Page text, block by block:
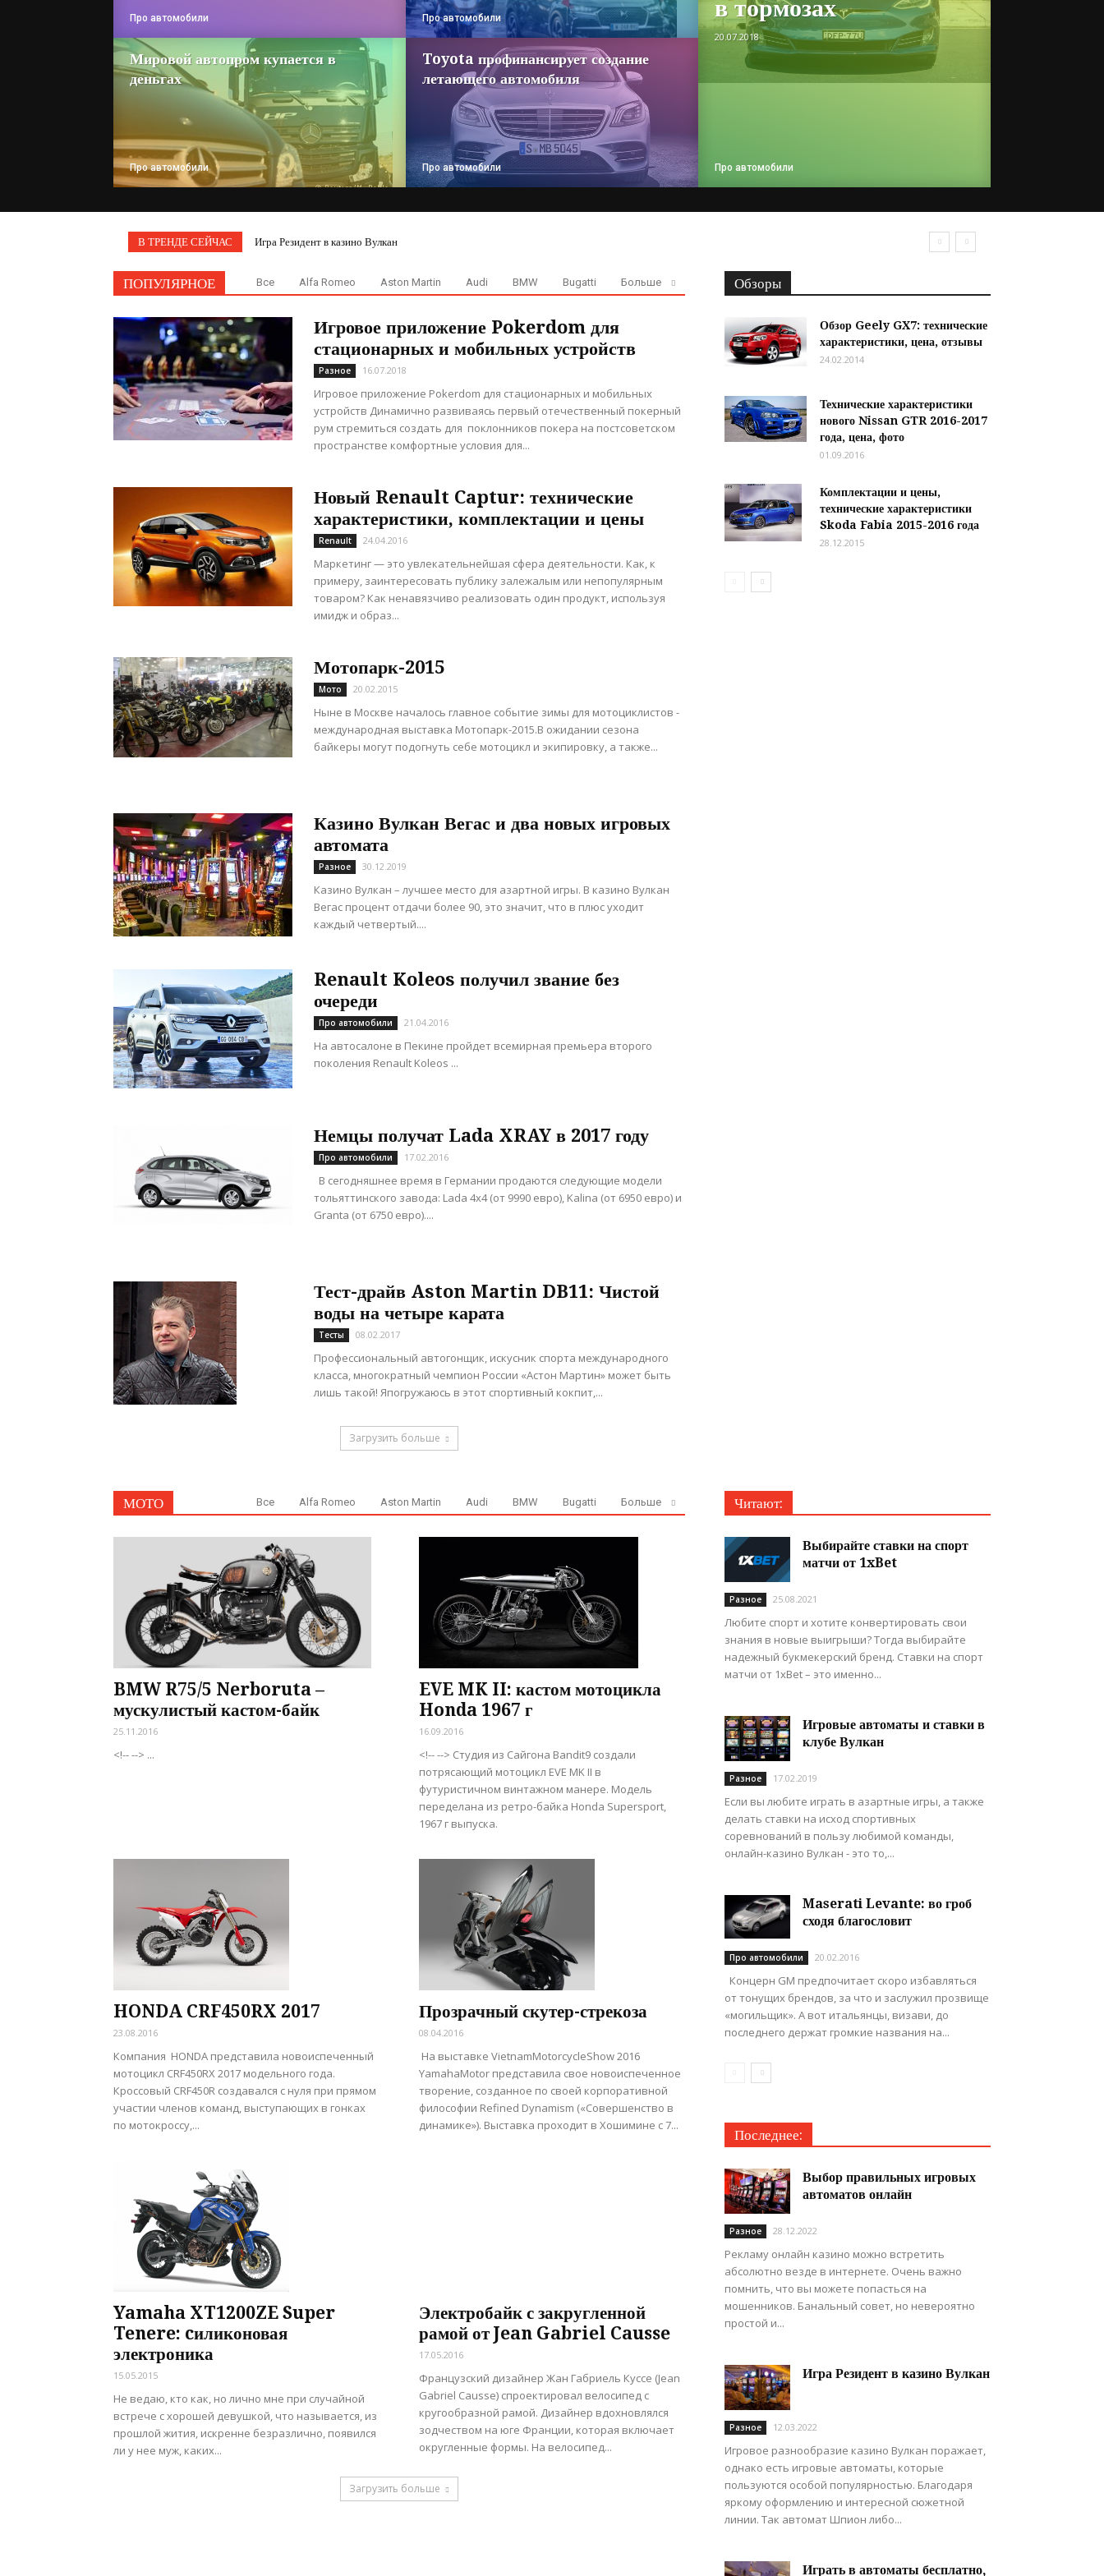
Про автомобили
Про автомобили
Мировой автопром купается в
деньгах
Про автомобили
Про автомобили
Toyota профинансирует создание
летающего автомобиля
Про автомобили
в тормозах
20.07.2018
В ТРЕНДЕ СЕЙЧАС Игра Резидент в казино Вулкан
ПОПУЛЯРНОЕ Все Alfa Romeo Aston Martin Audi BMW Bugatti Больше
Игровое приложение Pokerdom для
стационарных и мобильных устройств
Разное 16.07.2018
Игровое приложение Pokerdom для стационарных и мобильных
устройств Динамично развиваясь первый отечественный покерный
рум стремиться создать для поклонников покера на постсоветском
пространстве комфортные условия для...
Новый Renault Captur: технические
характеристики, комплектации и цены
Renault 24.04.2016
Маркетинг — это увлекательнейшая сфера деятельности. Как, к
примеру, заинтересовать публику залежалым или непопулярным
товаром? Как ненавязчиво реализовать один продукт, используя
имидж и образ...
Мотопарк-2015
Мото 20.02.2015
Ныне в Москве началось главное событие зимы для мотоциклистов -
международная выставка Мотопарк-2015.В ожидании сезона
байкеры могут подогнуть себе мотоцикл и экипировку, а также...
Казино Вулкан Вегас и два новых игровых
автомата
Разное 30.12.2019
Казино Вулкан – лучшее место для азартной игры. В казино Вулкан
Вегас процент отдачи более 90, это значит, что в плюс уходит
каждый четвертый....
Renault Koleos получил звание без
очереди
Про автомобили 21.04.2016
На автосалоне в Пекине пройдет всемирная премьера второго
поколения Renault Koleos ...
Немцы получат Lada XRAY в 2017 году
Про автомобили 17.02.2016
В сегодняшнее время в Германии продаются следующие модели
тольяттинского завода: Lada 4x4 (от 9990 евро), Kalina (от 6950 евро) и
Granta (от 6750 евро)....
Тест-драйв Aston Martin DB11: Чистой
воды на четыре карата
Тесты 08.02.2017
Профессиональный автогонщик, искусник спорта международного
класса, многократный чемпион России «Астон Мартин» может быть
лишь такой! Япогружаюсь в этот спортивный кокпит,...
Загрузить больше
Обзоры
Обзор Geely GX7: технические
характеристики, цена, отзывы
24.02.2014
Технические характеристики
нового Nissan GTR 2016-2017
года, цена, фото
01.09.2016
Комплектации и цены,
технические характеристики
Skoda Fabia 2015-2016 года
28.12.2015
МОТО Все Alfa Romeo Aston Martin Audi BMW Bugatti Больше
BMW R75/5 Nerboruta –
мускулистый кастом-байк
25.11.2016
<!-- --> ...
EVE MK II: кастом мотоцикла
Honda 1967 г
16.09.2016
<!-- --> Студия из Сайгона Bandit9 создали
потрясающий мотоцикл EVE MK II в
футуристичном винтажном манере. Модель
переделана из ретро-байка Honda Supersport,
1967 г выпуска.
HONDA CRF450RX 2017
23.08.2016
Компания HONDA представила новоиспеченный
мотоцикл CRF450RX 2017 модельного года.
Кроссовый CRF450R создавался с нуля при прямом
участии членов команд, выступающих в гонках
по мотокроссу,...
Прозрачный скутер-стрекоза
08.04.2016
На выставке VietnamMotorcycleShow 2016
YamahaMotor представила свое новоиспеченное
творение, созданное по своей корпоративной
философии Refined Dynamism («Совершенство в
динамике»). Выставка проходит в Хошимине с 7...
Yamaha XT1200ZE Super
Tenere: cиликоновая
электроника
15.05.2015
Не ведаю, кто как, но лично мне при случайной
встрече с хорошей девушкой, что называется, из
прошлой жития, искренне безразлично, появился
ли у нее муж, каких...
Электробайк с закругленной
рамой от Jean Gabriel Causse
17.05.2016
Французский дизайнер Жан Габриель Куссе (Jean
Gabriel Causse) спроектировал велосипед с
кругообразной рамой. Дизайнер вдохновлялся
зодчеством на юге Франции, которая включает
округленные формы. На велосипед...
Загрузить больше
Читают:
Выбирайте ставки на спорт
матчи от 1xBet
Разное 25.08.2021
Любите спорт и хотите конвертировать свои
знания в новые выигрыши? Тогда выбирайте
надежный букмекерский бренд. Ставки на спорт
матчи от 1xBet – это именно...
Игровые автоматы и ставки в
клубе Вулкан
Разное 17.02.2019
Если вы любите играть в азартные игры, а также
делать ставки на исход спортивных
соревнований в пользу любимой команды,
онлайн-казино Вулкан - это то,...
Maserati Levante: во гроб
сходя благословит
Про автомобили 20.02.2016
Концерн GM предпочитает скоро избавляться
от тонущих брендов, за что и заслужил прозвище
«могильщик». А вот итальянцы, визави, до
последнего держат громкие названия на...
Последнее:
Выбор правильных игровых
автоматов онлайн
Разное 28.12.2022
Рекламу онлайн казино можно встретить
абсолютно везде в интернете. Очень важно
помнить, что вы можете попасться на
мошенников. Банальный совет, но невероятно
простой и...
Игра Резидент в казино Вулкан
Разное 12.03.2022
Игровое разнообразие казино Вулкан поражает,
однако есть игровые автоматы, которые
пользуются особой популярностью. Благодаря
яркому оформлению и интересной сюжетной
линии. Так автомат Шпион либо...
Играть в автоматы бесплатно,